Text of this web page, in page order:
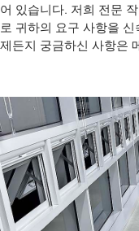
어 있습니다. 저희 전문
로 귀하의 요구 사항을
제든지 궁금하신 사항은